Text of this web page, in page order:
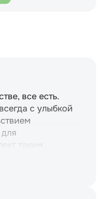
все есть.
с улыбкой
таким